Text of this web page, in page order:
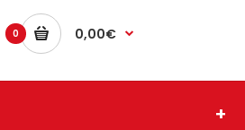
0 0,00€